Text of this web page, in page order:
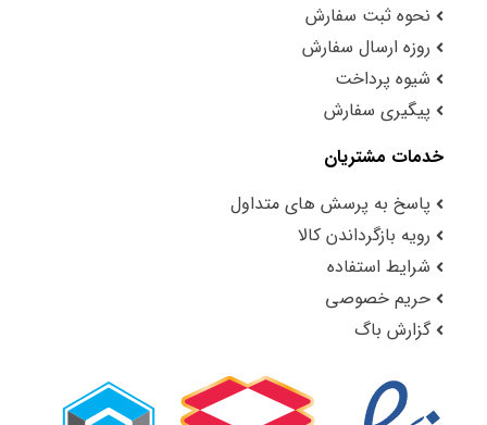
نحوه ثبت سفارش
روزه ارسال سفارش
شیوه پرداخت
پیگیری سفارش
خدمات مشتریان
پاسخ به پرسش های متداول
رویه بازگرداندن کالا
شرایط استفاده
حریم خصوصی
گزارش باگ